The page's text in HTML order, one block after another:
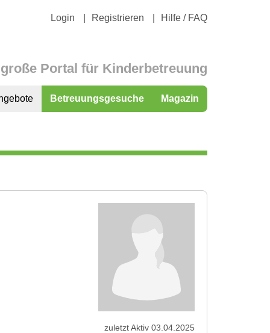
Login Registrieren Hilfe / FAQ
Portal für Kinderbetreuung
Betreuungsgesuche Magazin
zuletzt Aktiv 03.04.2025